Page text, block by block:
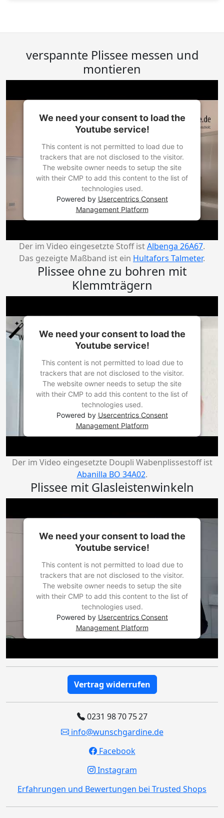
verspannte Plissee messen und
montieren
We need your consent to load the
Youtube service!
This content is not permitted to load due to
trackers that are not disclosed to the visitor.
The website owner needs to setup the site
with their CMP to add this content to the list of
technologies used.
Powered by Usercentrics Consent
Management Platform
Der im Video eingesetzte Stoff istAlbenga 26A67.
Das gezeigte Maßband ist ein Hultafors Talmeter.
Plissee ohne zu bohren mit
Klemmträgern
We need your consent to load the
Youtube service!
This content is not permitted to load due to
trackers that are not disclosed to the visitor.
The website owner needs to setup the site
with their CMP to add this content to the list of
technologies used.
Powered by Usercentrics Consent
Management Platform
Der im Video eingesetzte Doupli Wabenplissestoff ist
Abanilla BO 34A02.
Plissee mit Glasleistenwinkeln
We need your consent to load the
Youtube service!
This content is not permitted to load due to
trackers that are not disclosed to the visitor.
The website owner needs to setup the site
with their CMP to add this content to the list of
technologies used.
Powered by Usercentrics Consent
Management Platform
Vertrag widerrufen
0231 98 70 75 27
info@wunschgardine.de
Facebook
Instagram
Erfahrungen und Bewertungen bei Trusted Shops